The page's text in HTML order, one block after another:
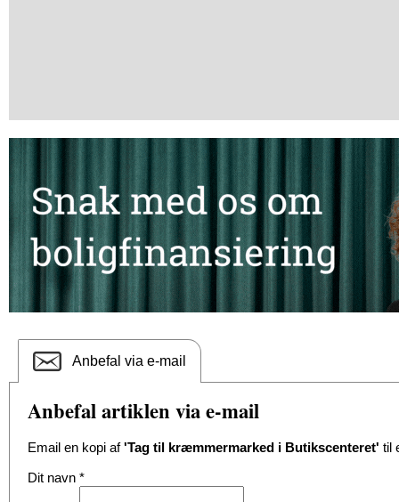
Anbefal via e-mail
Anbefal artiklen via e-mail
Email en kopi af'Tag til kræmmermarked i Butikscenteret' til
Dit navn *